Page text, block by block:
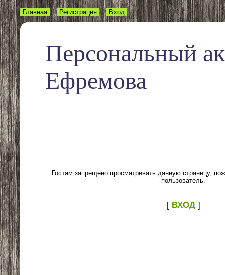
Персональный
Ефремова
Главная Регистрация Вход
Гостям запрещено просматривать данную страницу,
пользователь.
[ ВХОД]